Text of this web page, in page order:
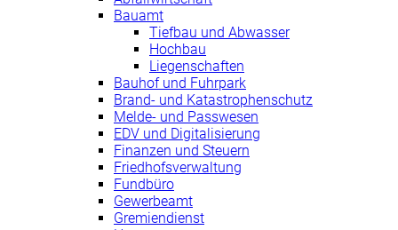
Bauamt
Tiefbau und Abwasser
Hochbau
Liegenschaften
Bauhof und Fuhrpark
Brand- und Katastrophenschutz
Melde- und Passwesen
EDV und Digitalisierung
Finanzen und Steuern
Friedhofsverwaltung
Fundbüro
Gewerbeamt
Gremiendienst